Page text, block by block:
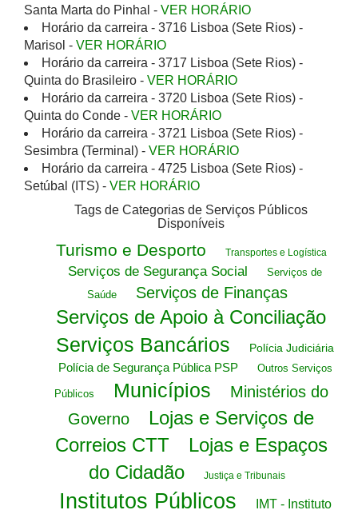
Santa Marta do Pinhal - VER HORÁRIO
Horário da carreira - 3716 Lisboa (Sete Rios) -
Marisol - VER HORÁRIO
Horário da carreira - 3717 Lisboa (Sete Rios) -
Quinta do Brasileiro - VER HORÁRIO
Horário da carreira - 3720 Lisboa (Sete Rios) -
Quinta do Conde - VER HORÁRIO
Horário da carreira - 3721 Lisboa (Sete Rios) -
Sesimbra (Terminal) - VER HORÁRIO
Horário da carreira - 4725 Lisboa (Sete Rios) -
Setúbal (ITS) - VER HORÁRIO
Tags de Categorias de Serviços Públicos
Disponíveis
Turismo e Desporto Transportes e Logística
Serviços de Segurança Social
Serviços de
Saúde
Serviços de Finanças
Serviços de Apoio à Conciliação
Serviços Bancários Polícia Judiciária
Polícia de Segurança Pública PSP Outros Serviços
Públicos Municípios
Ministérios do
Governo
Lojas e Serviços de
Correios CTT
Lojas e Espaços
do Cidadão
Justiça e Tribunais
Institutos Públicos
IMT - Instituto